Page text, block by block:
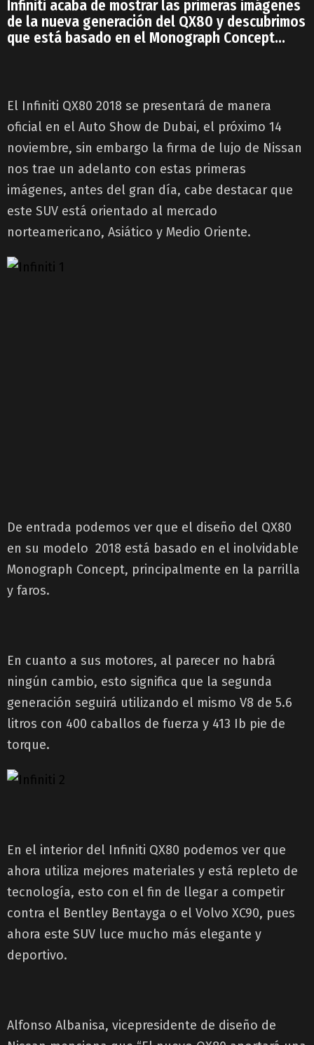
Infiniti acaba de mostrar las primeras imágenes
de la nueva generación del QX80 y descubrimos
que está basado en el Monograph Concept…
El Infiniti QX80 2018 se presentará de manera
oficial en el Auto Show de Dubai, el próximo 14
noviembre, sin embargo la firma de lujo de Nissan
nos trae un adelanto con estas primeras
imágenes, antes del gran día, cabe destacar que
este SUV está orientado al mercado
norteamericano, Asiático y Medio Oriente.
De entrada podemos ver que el diseño del QX80
en su modelo 2018 está basado en el inolvidable
Monograph Concept, principalmente en la parrilla
y faros.
En cuanto a sus motores, al parecer no habrá
ningún cambio, esto significa que la segunda
generación seguirá utilizando el mismo V8 de 5.6
litros con 400 caballos de fuerza y 413 Ib pie de
torque.
En el interior del Infiniti QX80 podemos ver que
ahora utiliza mejores materiales y está repleto de
tecnología, esto con el fin de llegar a competir
contra el Bentley Bentayga o el Volvo XC90, pues
ahora este SUV luce mucho más elegante y
deportivo.
Alfonso Albanisa, vicepresidente de diseño de